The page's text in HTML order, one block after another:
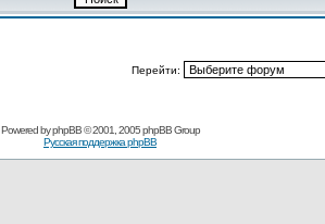
Перейти:
Powered byphpBB© 2001, 2005 phpBB Group
Русская поддержка phpBB